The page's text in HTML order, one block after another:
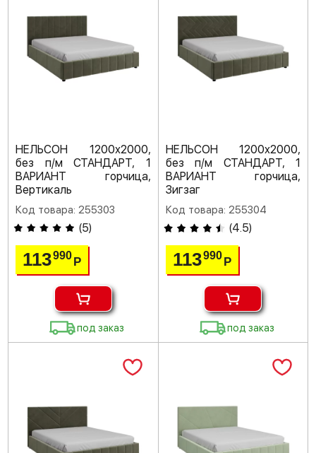
НЕЛЬСОН 1200х2000,
без п/м СТАНДАРТ, 1
ВАРИАНТ горчица,
Вертикаль
Код товара: 255303
(5)
113990 Р
под заказ
НЕЛЬСОН 1200х2000,
без п/м СТАНДАРТ, 1
ВАРИАНТ горчица,
Зигзаг
Код товара: 255304
(4.5)
113990 Р
под заказ